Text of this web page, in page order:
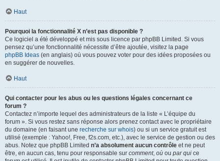
Haut
Pourquoi la fonctionnalité X n’est pas disponible ?
Ce logiciel a été développé et mis sous licence par phpBB Limited. Si vous
pensez qu’une fonctionnalité nécessite d’être ajoutée, visitez la page
phpBB Ideas (en anglais) où vous pouvez voter pour des idées proposées ou
en suggérer de nouvelles.
Haut
Qui contacter pour les abus ou les questions légales concernant ce
forum ?
Contactez n’importe lequel des administrateurs de la liste « L’équipe du
forum ». Si vous restez sans réponse alors prenez contact avec le propriétaire
du domaine (en faisant une recherche sur whois) ou si un service gratuit est
utilisé (exemple : Yahoo!, Free, f2s.com, etc.), avec le service de gestion ou des
abus. Notez que phpBB Limited n’a absolument aucun contrôle et ne peut
être, en aucun cas, tenu pour responsable sur comment, où ou par qui ce